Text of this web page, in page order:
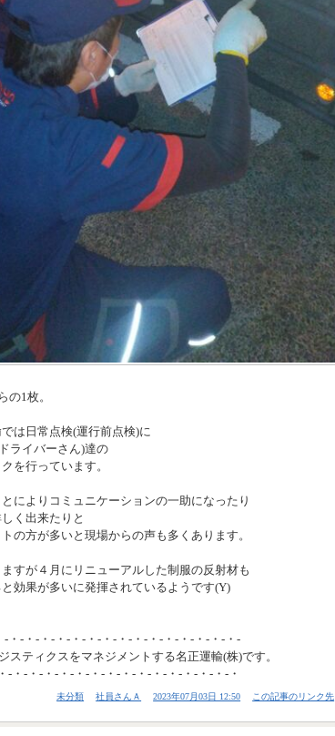
の1枚。
は日常点検(運行前点検)に
ライバーさん)達の
を行っています。
によりコミュニケーションの一助になったり
く出来たりと
の方が多いと現場からの声も多くあります。
すが４月にリニューアルした制服の反射材も
と効果が多いに発揮されているようです(Y)
-・-・-・-・-・-・-・-・-・-・-・-・-・-・-・-
スティクスをマネジメントする名正運輸(株)です。
-・-・-・-・-・-・-・-・-・-・-・-・-・-・-・
未分類 社員さんＡ 2023年07月03日 12:50 この記事のリンク先